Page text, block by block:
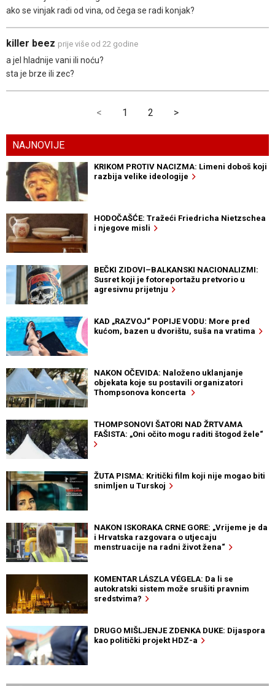
ako se vinjak radi od vina, od čega se radi konjak?
killer beez prije više od 22 godine
a jel hladnije vani ili noću?
sta je brze ili zec?
< 1 2 >
NAJNOVIJE
KRIKOM PROTIV NACIZMA: Limeni doboš koji
razbija velike ideologije
HODOČAŠĆE: Tražeći Friedricha Nietzschea
i njegove misli
BEČKI ZIDOVI–BALKANSKI NACIONALIZMI:
Susret koji je fotoreportažu pretvorio u
agresivnu prijetnju
KAD „RAZVOJ“ POPIJE VODU: More pred
kućom, bazen u dvorištu, suša na vratima
NAKON OČEVIDA: Naloženo uklanjanje
objekata koje su postavili organizatori
Thompsonova koncerta
THOMPSONOVI ŠATORI NAD ŽRTVAMA
FAŠISTA: „Oni očito mogu raditi štogod žele“
ŽUTA PISMA: Kritički film koji nije mogao biti
snimljen u Turskoj
NAKON ISKORAKA CRNE GORE: „Vrijeme je da
i Hrvatska razgovara o utjecaju
menstruacije na radni život žena“
KOMENTAR LÁSZLA VÉGELA: Da li se
autokratski sistem može srušiti pravnim
sredstvima?
DRUGO MIŠLJENJE ZDENKA DUKE: Dijaspora
kao politički projekt HDZ-a